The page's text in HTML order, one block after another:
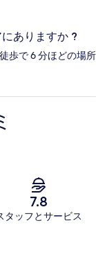
ありますか ?
歩で 6 分ほどの場所
7.8
タッフとサービス